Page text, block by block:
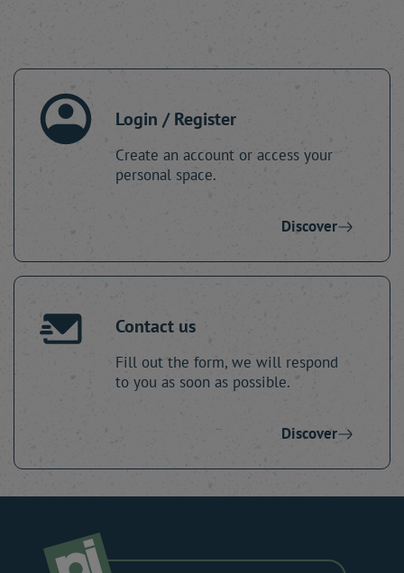
Login / Register
Create an account or access your
personal space.
Discover
Contact us
Fill out the form, we will respond
to you as soon as possible.
Discover